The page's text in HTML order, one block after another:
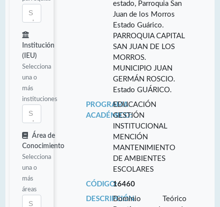
Institución
(IEU)
Selecciona
una o
más
instituciones
Área de
Conocimiento
Selecciona
una o
más
áreas
estado, Parroquia San
Juan de los Morros
Estado Guárico.
PARROQUIA CAPITAL
SAN JUAN DE LOS
MORROS.
MUNICIPIO JUAN
GERMÁN ROSCIO.
Estado GUÁRICO.
PROGRAMA
ACADÉMICO:
EDUCACIÓN
GESTIÓN
INSTITUCIONAL
MENCIÓN
MANTENIMIENTO
DE AMBIENTES
ESCOLARES
CÓDIGO:16460
DESCRIPCIÓN:Dominio Teórico